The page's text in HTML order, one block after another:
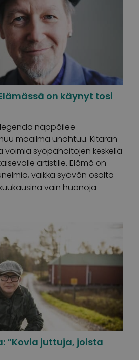
on käynyt tosi
näppäilee
maailma unohtuu. Kitaran
syöpähoitojen keskellä
artistille. Elämä on
vaikka syövän osalta
vain huonoja
“Kovia juttuja, joista